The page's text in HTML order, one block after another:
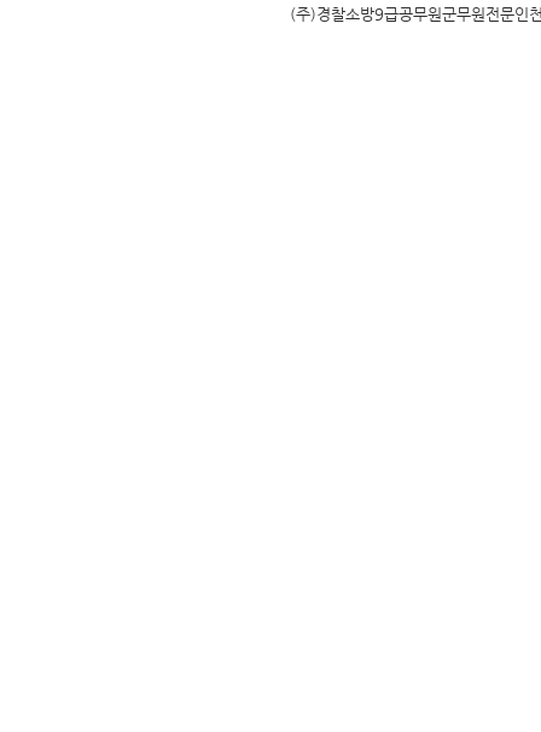
(주)경찰소방9급공무원군무원전문